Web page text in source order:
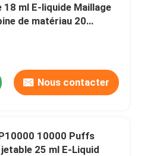
18 ml E-liquide Maillage
de matériau 20
Nous contacter
10000 Puffs
25 ml E-Liquid